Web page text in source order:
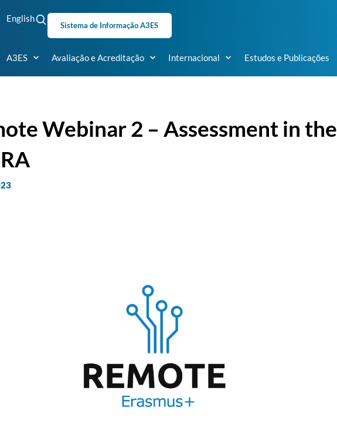
English
Sistema de Informação A3ES
A3ES Avaliação e Acreditação Internacional Estudos e Publicações
Webinar 2 – Assessment in the